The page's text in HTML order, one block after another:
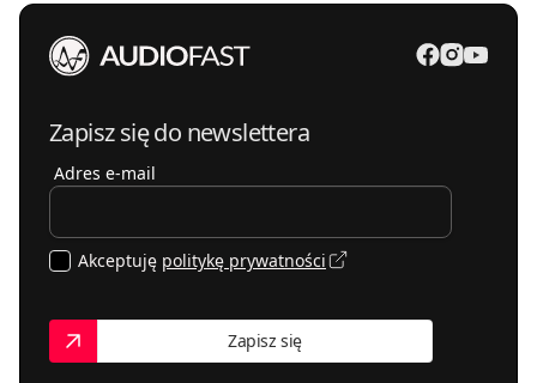
Zapisz się do newslettera
Adres e-mail
Akceptuję politykę prywatności
Zapisz się